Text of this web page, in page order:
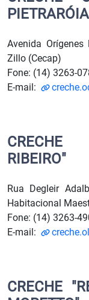
Avenida
Zillo (Cecap)
Fone: (14) 3263-
E-mail:
CRECHE
RIBEIRO"
Rua Degleir
Habitacional
Fone: (14) 3263-
E-mail:
CRECHE